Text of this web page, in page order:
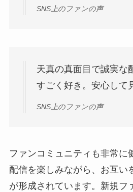
SNS上のファンの声
天真の真面目で誠実な
すごく好き。安心して
SNS上のファンの声
ファンコミュニティも非常に
配信を楽しみながら、お互い
が形成されています。新規フ